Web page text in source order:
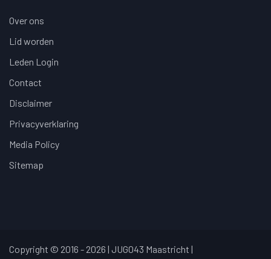
Over ons
Lid worden
Leden Login
Contact
Disclaimer
Privacyverklaring
Media Policy
Sitemap
Copyright © 2016 - 2026 | JUG043 Maastricht |